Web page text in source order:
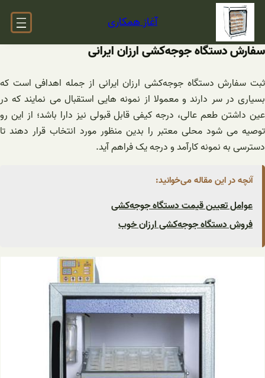
رفتن
محتوا
آغاز همکاری
سفارش دستگاه ‌جوجه‌کشی ‌ارزان ایرانی
ثبت سفارش دستگاه ‌جوجه‌کشی ‌ارزان ایرانی از جمله اهدافی است که
بسیاری در سر دارند و معمولا از نمونه هایی استقبال می نمایند که در
عین داشتن طعم عالی، درجه کیفی قابل قبولی نیز دارا باشد؛ از این رو
توصیه می شود محلی معتبر را بدین منظور مورد انتخاب قرار دهند تا
دسترسی به نمونه کارآمد و درجه یک فراهم آید.
آنچه در این مقاله می‌خوانید:
عوامل تعیین قیمت دستگاه ‌جوجه‌کشی
فروش دستگاه ‌جوجه‌کشی ‌ارزان خوب